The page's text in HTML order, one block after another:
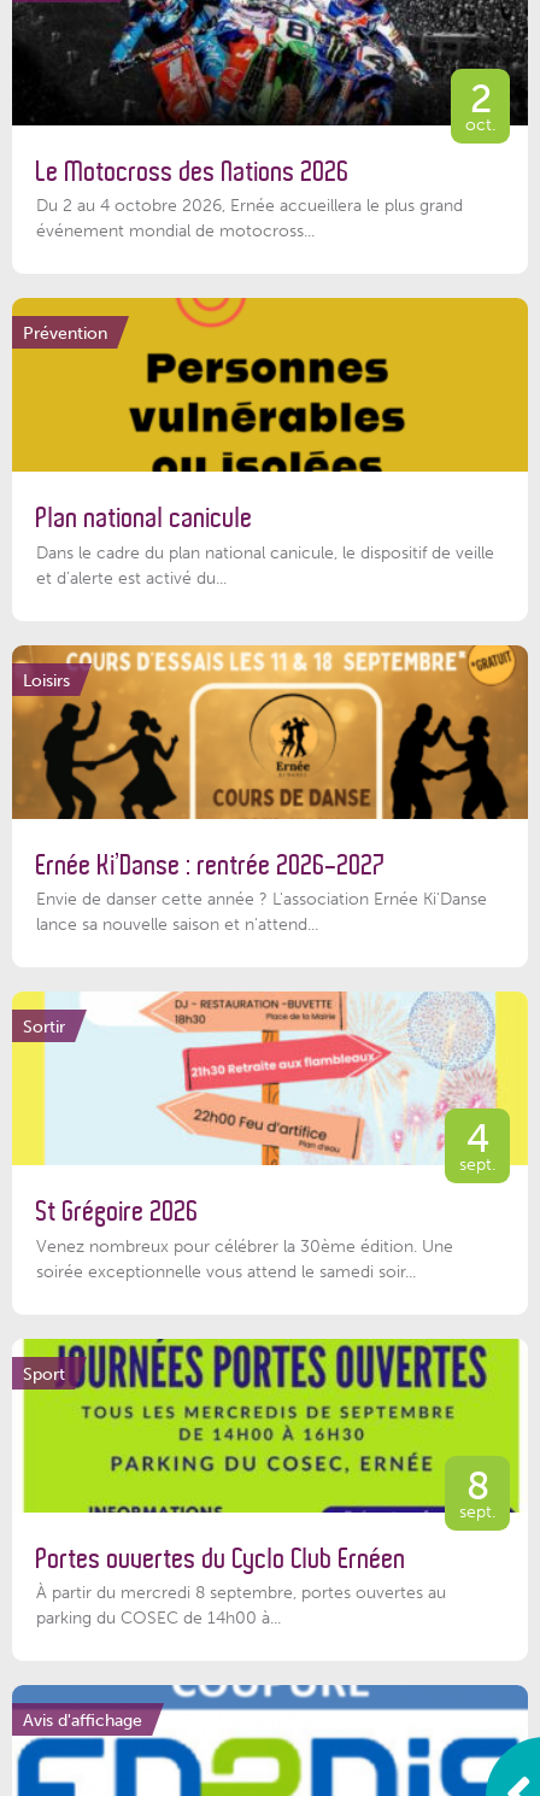
2
oct.
Le Motocross des Nations 2026
Du 2 au 4 octobre 2026, Ernée accueillera le plus grand
événement mondial de motocross...
Prévention
Plan national canicule
Dans le cadre du plan national canicule, le dispositif de veille
et d’alerte est activé du...
Loisirs
Ernée Ki’Danse : rentrée 2026-2027
Envie de danser cette année ? L'association Ernée Ki'Danse
lance sa nouvelle saison et n'attend...
Sortir
4
sept.
St Grégoire 2026
Venez nombreux pour célébrer la 30ème édition. Une
soirée exceptionnelle vous attend le samedi soir...
Sport
8
sept.
Portes ouvertes du Cyclo Club Ernéen
À partir du mercredi 8 septembre, portes ouvertes au
parking du COSEC de 14h00 à...
Avis d'affichage